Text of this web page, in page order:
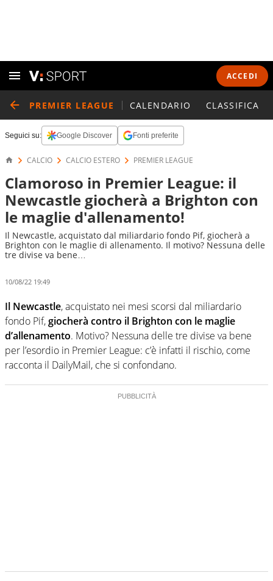
ACCEDI
PREMIER LEAGUE CALENDARIO CLASSIFICA
Seguici su: Google Discover Fonti preferite
CALCIO CALCIO ESTERO PREMIER LEAGUE
Clamoroso in Premier League: il
Newcastle giocherà a Brighton con
le maglie d'allenamento!
Il Newcastle, acquistato dal miliardario fondo Pif, giocherà a
Brighton con le maglie di allenamento. Il motivo? Nessuna delle
tre divise va bene…
10/08/22 19:49
Il Newcastle, acquistato nei mesi scorsi dal miliardario
fondo Pif,giocherà contro il Brighton con le maglie
d’allenamento. Motivo? Nessuna delle tre divise va bene
per l’esordio in Premier League: c’è infatti il rischio, come
racconta il DailyMail, che si confondano.